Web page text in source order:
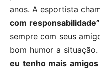
anos. A esportista
com responsabilidade”
sempre com seus
bom humor a situação.
eu tenho mais